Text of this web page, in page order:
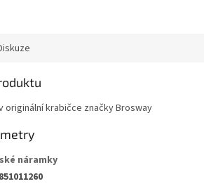
originální krabičce značky Brosway
náramky